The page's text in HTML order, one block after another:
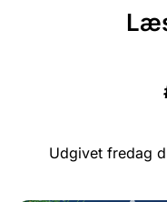
Udgivet fredag